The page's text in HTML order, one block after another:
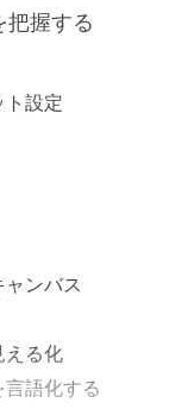
把握する
ト設定
ンバス
える化
語化する